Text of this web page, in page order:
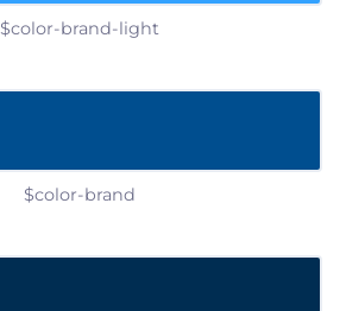
$color-brand-light
$color-brand